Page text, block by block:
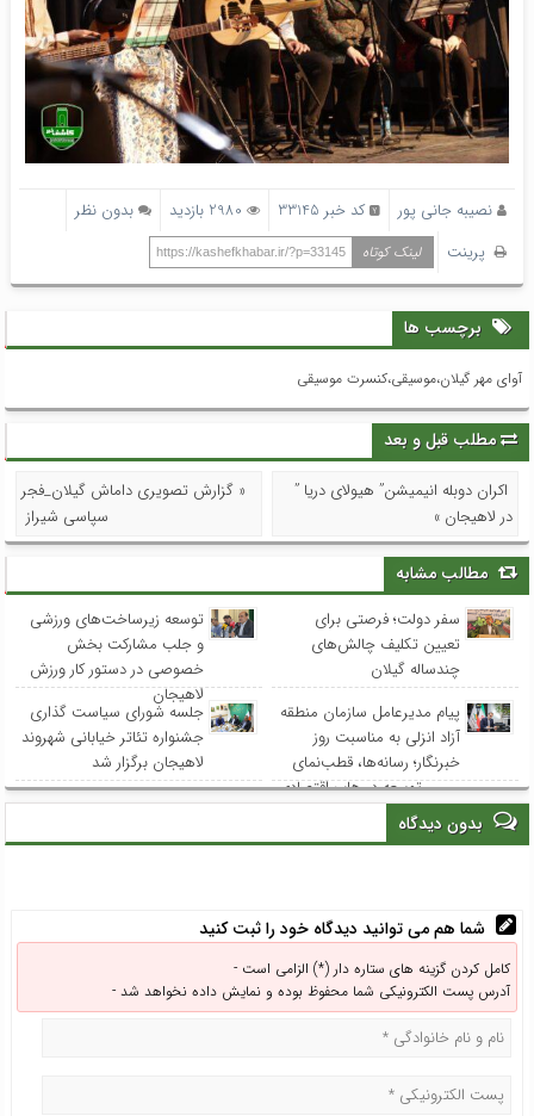
نصیبه جانی پور کد خبر 33145 2980 بازدید
بدون نظر
پرینت
لینک کوتاه https://kashefkhabar.ir/?p=33145
برچسب ها
آوای مهر گیلان،موسیقی،کنسرت موسیقی
مطلب قبل و بعد
اکران دوبله انیمیشن” هیولای دریا ”
در لاهیجان »
« گزارش تصویری داماش گیلان_فجر
سپاسی شیراز
مطالب مشابه
سفر دولت؛ فرصتی برای
تعیین تکلیف چالش‌های
چندساله گیلان
توسعه زیرساخت‌های ورزشی
و جلب مشارکت بخش
خصوصی در دستور کار ورزش
لاهیجان
پیام مدیرعامل سازمان منطقه
آزاد انزلی به مناسبت روز
خبرنگار؛ رسانه‌ها، قطب‌نمای
مسیر توسعه در هاب اقتصادی
شمال کشور
جلسه شورای سیاست گذاری
جشنواره تئاتر خیابانی شهروند
لاهیجان برگزار شد
بدون دیدگاه
شما هم می توانید دیدگاه خود را ثبت کنید
کامل کردن گزینه های ستاره دار (*) الزامی است -
آدرس پست الکترونیکی شما محفوظ بوده و نمایش داده نخواهد شد -